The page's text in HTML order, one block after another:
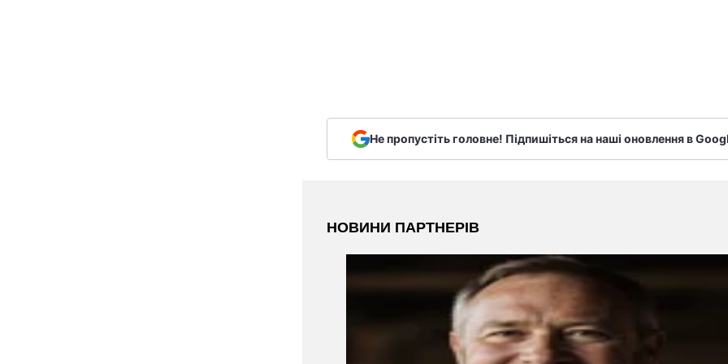
Не пропустіть головне! Підпишіться на наші оновлення в